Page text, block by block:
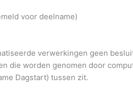
voor deelname)
verwerkingen geen
die worden genomen door
Dagstart) tussen zit.